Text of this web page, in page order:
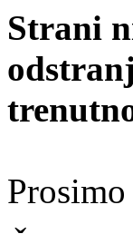
Strani